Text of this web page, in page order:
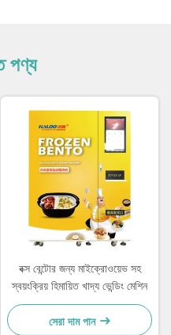
পণ্য
বক্স বেন্টোর জন্য মাইক্রোওয়েভ সহ
স্বয়ংক্রিয় হিমায়িত খাদ্য ভেন্ডিং মেশিন
সেরা দাম পান